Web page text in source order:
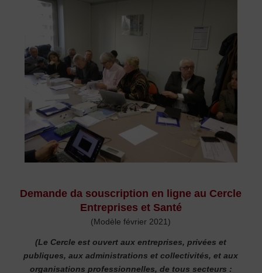
Demande da souscription en ligne au Cercle
Entreprises et Santé
(Modèle février 2021)
(Le Cercle est ouvert aux entreprises, privées et
publiques, aux administrations et collectivités, et aux
organisations professionnelles, de tous secteurs :